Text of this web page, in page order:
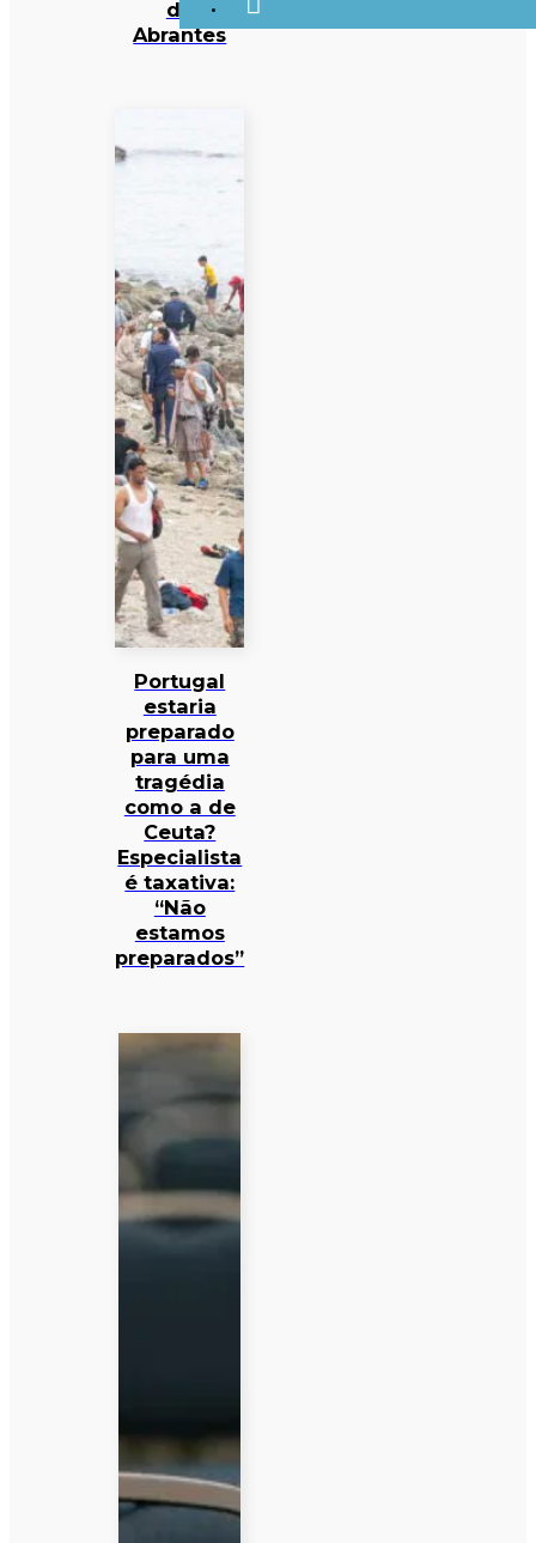
de
Abrantes
Portugal
estaria
preparado
para uma
tragédia
como a de
Ceuta?
Especialista
é taxativa:
“Não
estamos
preparados”